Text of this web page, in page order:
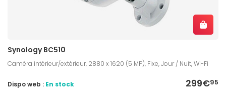
Synology BC510
Caméra intérieur/extérieur, 2880 x 1620 (5 MP), Fixe, Jour / Nuit, Wi-Fi
299€95
Dispo web : En stock